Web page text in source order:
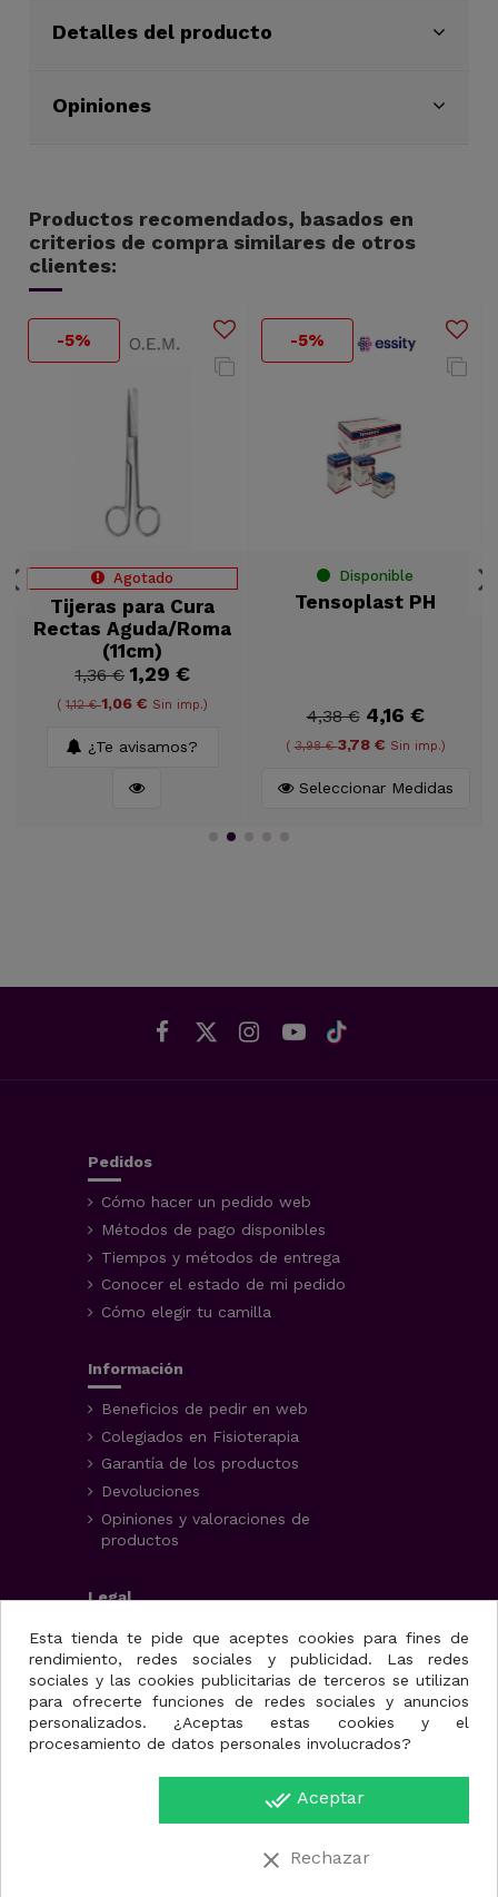
Disponible
producto se incluya en la preparación de su
Detalles del producto
Opiniones
Productos recomendados, basados en
criterios de compra similares de otros
clientes:
-5%
Agotado
Tijeras para Cura
Rectas Aguda/Roma
(11cm)
1,36 € 1,29 €
(1,12 €1,06 € Sin imp.)
¿Te avisamos?
-5%
Disponible
Tensoplast PH
4,38 € 4,16 €
(3,98 €3,78 € Sin imp.)
Seleccionar Medidas
Pedidos
Cómo hacer un pedido web
Métodos de pago disponibles
Tiempos y métodos de entrega
Conocer el estado de mi pedido
Cómo elegir tu camilla
Información
Beneficios de pedir en web
Colegiados en Fisioterapia
Garantía de los productos
Devoluciones
Opiniones y valoraciones de
productos
Legal
Aviso Legal
Condiciones generales
Política de privacidad
Uso de cookies
Fisioportunity S.L.
Avenida de la juventud,
25, nave A
30110. Cabezo de Torres
Esta tienda te pide que aceptes cookies para fines de
rendimiento, redes sociales y publicidad. Las redes
sociales y las cookies publicitarias de terceros se utilizan
para ofrecerte funciones de redes sociales y anuncios
personalizados. ¿Aceptas estas cookies y el
procesamiento de datos personales involucrados?
done_all Aceptar
clear Rechazar